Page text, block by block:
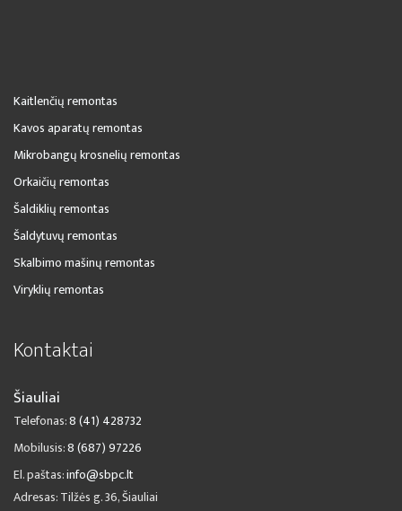
Kaitlenčių remontas
Kavos aparatų remontas
Mikrobangų krosnelių remontas
Orkaičių remontas
Šaldiklių remontas
Šaldytuvų remontas
Skalbimo mašinų remontas
Viryklių remontas
Kontaktai
Šiauliai
Telefonas:8 (41) 428732
Mobilusis:8 (687) 97226
El. paštas:info@sbpc.lt
Adresas: Tilžės g. 36, Šiauliai